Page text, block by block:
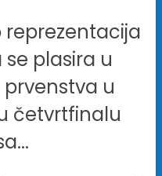
se plasira u
u
četvrtfinalu